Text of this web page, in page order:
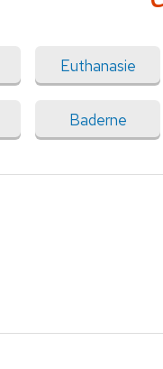
Euthanasie
Baderne